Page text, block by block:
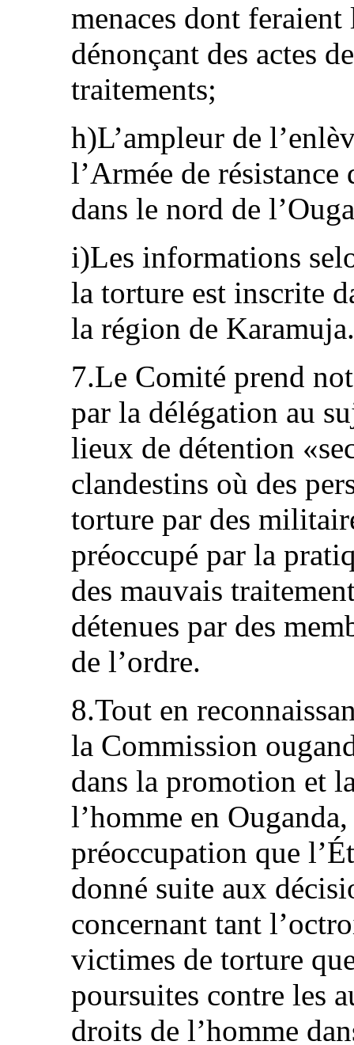
menaces dont feraient
dénonçant des actes
traitements;
h)L’ampleur de
l’Armée de
dans le nord de
i)Les informations
la torture est inscrite
la région de Karamuja.
7.Le Comité prend
par la délégation au
lieux de détention
clandestins où des
torture par des
préoccupé par la
des mauvais
détenues par des
de l’ordre.
8.Tout en
la Commission
dans la promotion et
l’homme en
préoccupation que
donné suite aux
concernant tant
victimes de torture
poursuites contre les
droits de l’homme